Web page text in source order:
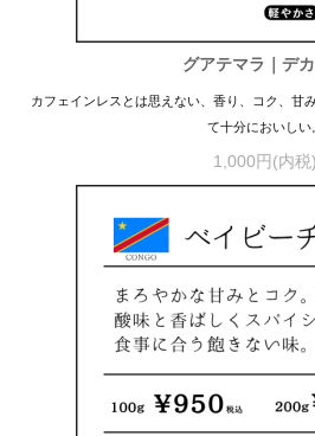
グアテマラ｜デ
カフェインレスとは思えない、香り、コク、甘
て十分においしい
1,000円(内税)